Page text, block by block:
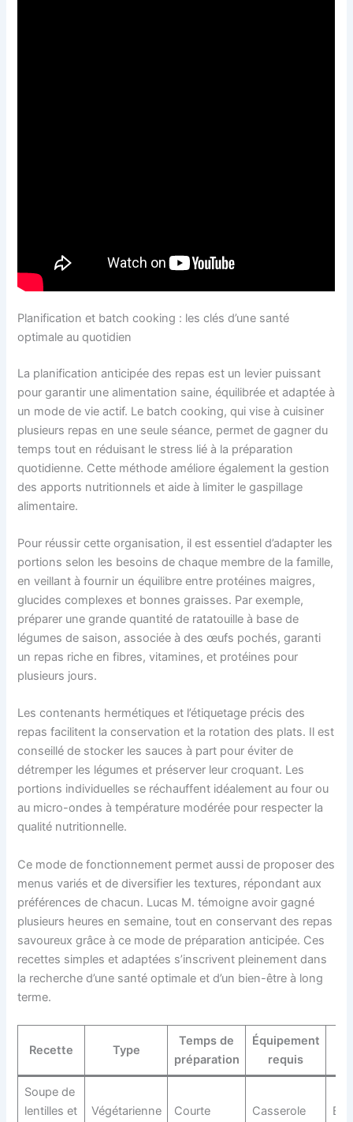
Planification et batch cooking : les clés d’une santé
optimale au quotidien
La planification anticipée des repas est un levier puissant
pour garantir une alimentation saine, équilibrée et adaptée à
un mode de vie actif. Le batch cooking, qui vise à cuisiner
plusieurs repas en une seule séance, permet de gagner du
temps tout en réduisant le stress lié à la préparation
quotidienne. Cette méthode améliore également la gestion
des apports nutritionnels et aide à limiter le gaspillage
alimentaire.
Pour réussir cette organisation, il est essentiel d’adapter les
portions selon les besoins de chaque membre de la famille,
en veillant à fournir un équilibre entre protéines maigres,
glucides complexes et bonnes graisses. Par exemple,
préparer une grande quantité de ratatouille à base de
légumes de saison, associée à des œufs pochés, garanti
un repas riche en fibres, vitamines, et protéines pour
plusieurs jours.
Les contenants hermétiques et l’étiquetage précis des
repas facilitent la conservation et la rotation des plats. Il est
conseillé de stocker les sauces à part pour éviter de
détremper les légumes et préserver leur croquant. Les
portions individuelles se réchauffent idéalement au four ou
au micro-ondes à température modérée pour respecter la
qualité nutritionnelle.
Ce mode de fonctionnement permet aussi de proposer des
menus variés et de diversifier les textures, répondant aux
préférences de chacun. Lucas M. témoigne avoir gagné
plusieurs heures en semaine, tout en conservant des repas
savoureux grâce à ce mode de préparation anticipée. Ces
recettes simples et adaptées s’inscrivent pleinement dans
la recherche d’une santé optimale et d’un bien-être à long
terme.
Recette Type
Temps de
préparation
Équipement
requis
Soupe de
lentilles et
Végétarienne Courte Casserole